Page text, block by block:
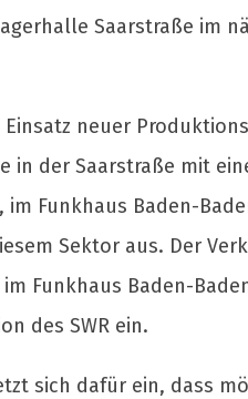
Saarstraße im
neuer
der Saarstraße mit
Funkhaus Baden-
Sektor aus. Der
Funkhaus Baden-
des SWR ein.
sich dafür ein, dass